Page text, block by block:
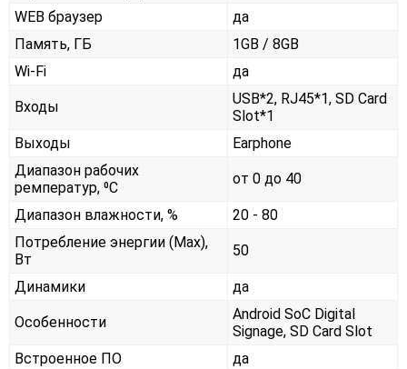
WEB браузер
да
Память, ГБ
1GB / 8GB
Wi-Fi
да
Входы
USB*2, RJ45*1, SD Card
Slot*1
Выходы
Earphone
Диапазон рабочих
ремператур, ⁰С
от 0 до 40
Диапазон влажности, %
20 - 80
Потребление энергии (Max),
Вт
50
Динамики да
Особенности
Android SoC Digital
Signage, SD Card Slot
Встроенное ПО
да